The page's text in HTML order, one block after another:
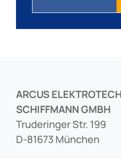
ARCUS
SCHIFFMANN GMBH
Truderinger Str. 199
D-81673 München